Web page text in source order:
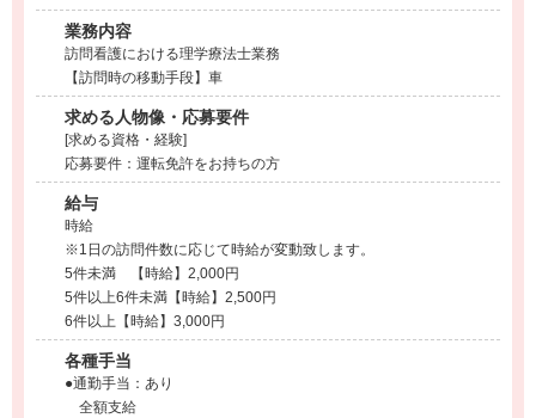
業務内容
訪問看護における理学療法士業務
【訪問時の移動手段】車
求める人物像・応募要件
[求める資格・経験]
応募要件：運転免許をお持ちの方
給与
時給
※1日の訪問件数に応じて時給が変動致します。
5件未満 【時給】2,000円
5件以上6件未満【時給】2,500円
6件以上【時給】3,000円
各種手当
●通勤手当：あり
全額支給